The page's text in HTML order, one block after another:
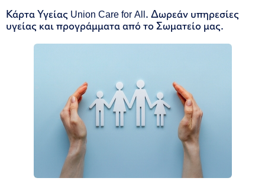
Κάρτα Υγείας Union Care for All. Δωρεάν υπηρεσίες
υγείας και προγράμματα από το Σωματείο μας.